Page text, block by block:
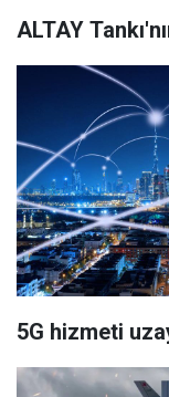
ALTAY
5G hizmeti